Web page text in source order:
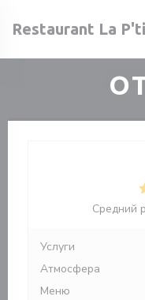
Restaurant La
окне))
Средний
Услуги
Атмосфера
Меню